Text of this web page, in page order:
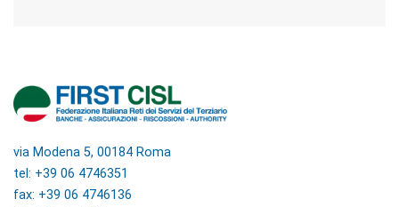
via Modena 5, 00184 Roma
tel: +39 06 4746351
fax: +39 06 4746136